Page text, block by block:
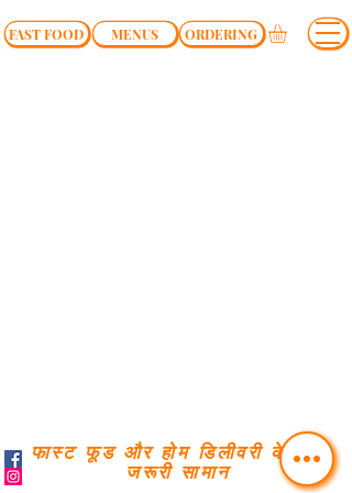
FAST FOOD MENUS ORDERING
फास्ट फूड और होम डिलीवरी के लिए
जरूरी सामान